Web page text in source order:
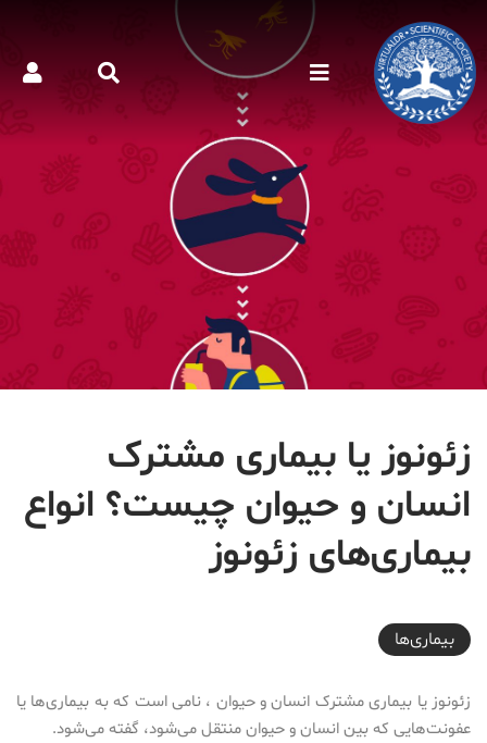
زئونوز یا بیماری مشترک
انسان و حیوان چیست؟ انواع
بیماری‌های زئونوز
2019-11-26T23:11:43+03:30
بیماری‌ها
زئونوز یا بیماری مشترک انسان و حیوان ، نامی است که به بیماری‌ها یا
عفونت‌هایی که بین انسان و حیوان منتقل می‌شود، گفته می‌شود.